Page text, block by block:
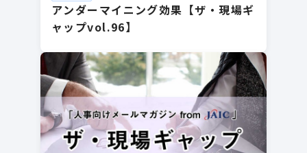
アンダーマイニング効果【ザ・現場ギ
ャップvol.96】